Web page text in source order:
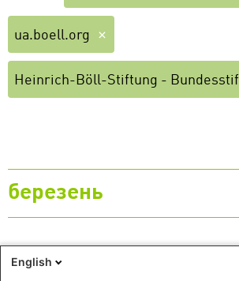
ua.boell.org
Heinrich-Böll-Stiftung -
березень
English